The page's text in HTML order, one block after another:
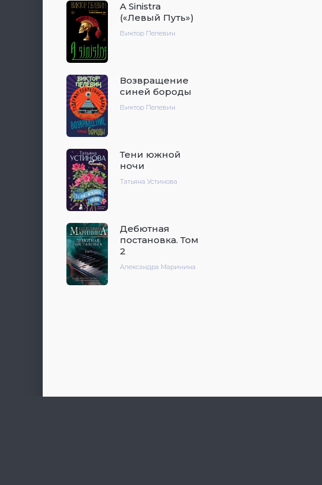
A Sinistra
(«Левый Путь»)
Виктор Пелевин
Возвращение
синей бороды
Виктор Пелевин
Тени южной
ночи
Татьяна Устинова
Дебютная
постановка. Том
2
Александра Маринина